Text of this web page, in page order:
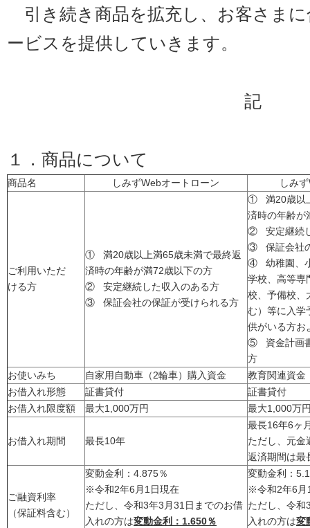
引き続き商品を拡充し、お客さま
ービスを提供していきます。
記
１．商品について
商品名 しみずWebオートローン しみ
ご利用いただ
ける方
① 満20歳以上満65歳未満で最終返
済時の年齢が満72歳以下の方
② 安定継続した収入のある方
③ 保証会社の保証が受けられる方
① 満20歳以
済時の年齢が
② 安定継続
③ 保証会社
④ 幼稚園、
学校、高等専
校、予備校、
む）等に入学
供がいる方お
⑤ 資金計画
方
お使いみち
自家用自動車（2輪車）購入資金
教育関連資金
お借入れ形態
証書貸付
証書貸付
お借入れ限度額
最大1,000万円 最大1,000万
お借入れ期間 最長10年
最長16年6ヶ
ただし、元金
返済期間は最
ご融資利率
（保証料含む）
変動金利：4.875％
※令和2年6月1日現在
ただし、令和3年3月31日までのお借
入れの方は変動金利：1.650％
変動金利：
※令和2年6月
ただし、令和
入れの方は変